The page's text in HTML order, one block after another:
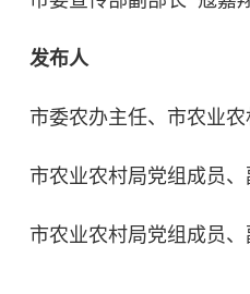
发布人
市委农办主任、市农业农
市农业农村局党组成员、
市农业农村局党组成员、